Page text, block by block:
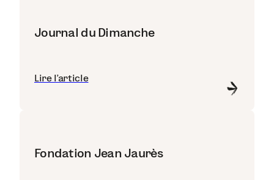
Journal du Dimanche
Lire l'article
Fondation Jean Jaurès